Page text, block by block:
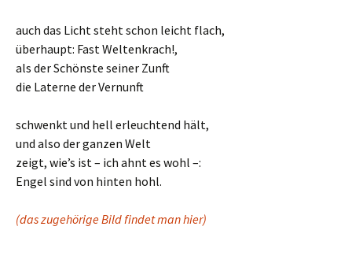
auch das Licht steht schon leicht flach,
überhaupt: Fast Weltenkrach!,
als der Schönste seiner Zunft
die Laterne der Vernunft
schwenkt und hell erleuchtend hält,
und also der ganzen Welt
zeigt, wie’s ist – ich ahnt es wohl –:
Engel sind von hinten hohl.
(das zugehörige Bild findet man hier)